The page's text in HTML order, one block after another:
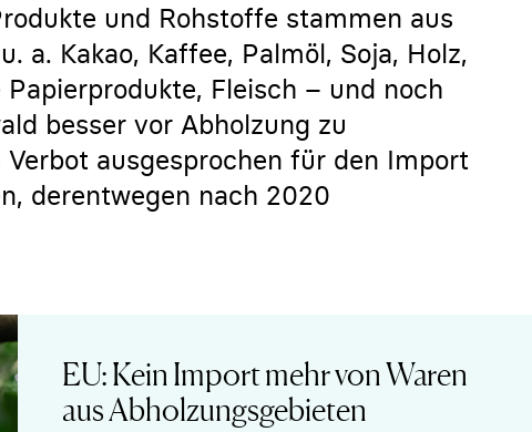
und Rohstoffe stammen aus
a. Kakao, Kaffee, Palmöl, Soja, Holz,
Fleisch – und noch
besser vor Abholzung zu
ausgesprochen für den Import
derentwegen nach 2020
EU: Kein Import mehr von Waren
aus Abholzungsgebieten